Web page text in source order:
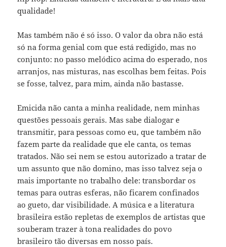
qualidade!
Mas também não é só isso. O valor da obra não está
só na forma genial com que está redigido, mas no
conjunto: no passo melódico acima do esperado, nos
arranjos, nas misturas, nas escolhas bem feitas. Pois
se fosse, talvez, para mim, ainda não bastasse.
Emicida não canta a minha realidade, nem minhas
questões pessoais gerais. Mas sabe dialogar e
transmitir, para pessoas como eu, que também não
fazem parte da realidade que ele canta, os temas
tratados. Não sei nem se estou autorizado a tratar de
um assunto que não domino, mas isso talvez seja o
mais importante no trabalho dele: transbordar os
temas para outras esferas, não ficarem confinados
ao gueto, dar visibilidade. A música e a literatura
brasileira estão repletas de exemplos de artistas que
souberam trazer à tona realidades do povo
brasileiro tão diversas em nosso país.